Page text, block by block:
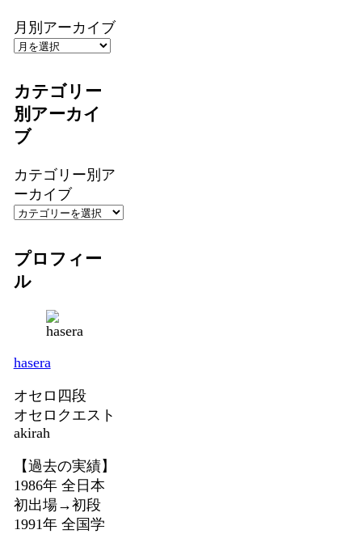
月別アーカイブ
カテゴリー
別アーカイ
ブ
カテゴリー別ア
ーカイブ
プロフィー
ル
hasera
オセロ四段
オセロクエスト
akirah
【過去の実績】
1986年 全日本
初出場→初段
1991年 全国学